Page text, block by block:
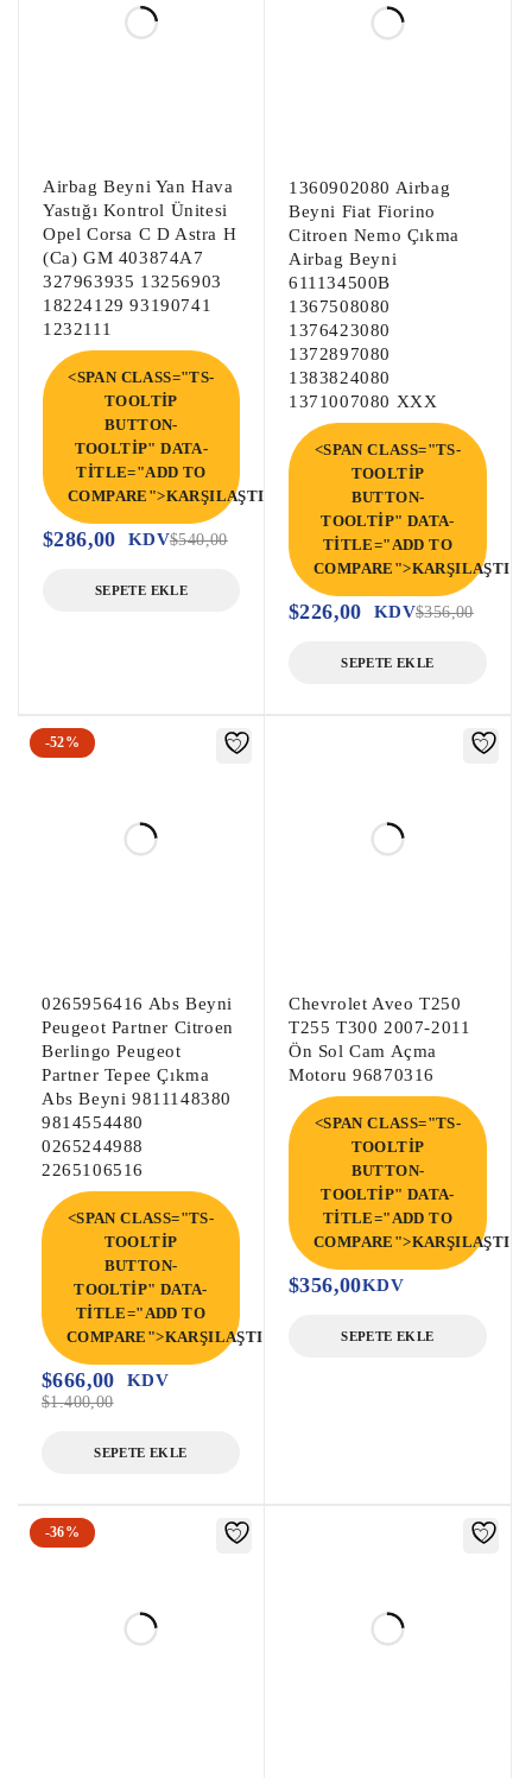
numarası ile aynı olmalıdır, aksi takdirde parça düzgün
çalışmayacaktır.
Airbag Beyni Yan Hava
Yastığı Kontrol Ünitesi
Opel Corsa C D Astra H
(Ca) GM 403874A7
327963935 13256903
18224129 93190741
1232111
<SPAN CLASS="TS-
TOOLTIP
BUTTON-
TOOLTIP" DATA-
TITLE="ADD TO
COMPARE">KARŞILAŞTIR</SPAN>
$540,00
$286,00 KDV
SEPETE EKLE
1360902080 Airbag
Beyni Fiat Fiorino
Citroen Nemo Çıkma
Airbag Beyni
611134500B
1367508080
1376423080
1372897080
1383824080
1371007080 XXX
<SPAN CLASS="TS-
TOOLTIP
BUTTON-
TOOLTIP" DATA-
TITLE="ADD TO
$356,00
$226,00 KDV
SEPETE EKLE
-52%
0265956416 Abs Beyni
Peugeot Partner Citroen
Berlingo Peugeot
Partner Tepee Çıkma
Abs Beyni 9811148380
9814554480
0265244988
2265106516
<SPAN CLASS="TS-
TOOLTIP
BUTTON-
TOOLTIP" DATA-
TITLE="ADD TO
COMPARE">KARŞILAŞTIR</SPAN>
$1.400,00
$666,00 KDV
SEPETE EKLE
Chevrolet Aveo T250
T255 T300 2007-2011
Ön Sol Cam Açma
Motoru 96870316
<SPAN CLASS="TS-
TOOLTIP
BUTTON-
TOOLTIP" DATA-
TITLE="ADD TO
$356,00KDV
SEPETE EKLE
-36%